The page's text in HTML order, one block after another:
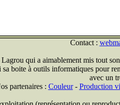
Contact :
qui a aimablement mis tout
boite à outils informatiques pour
avec un
partenaires : Couleur- Production